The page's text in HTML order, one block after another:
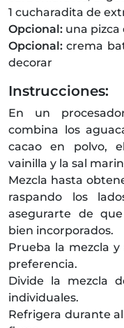
1 cucharadita de
Opcional: una pizca
Opcional:crema
decorar
Instrucciones:
En un
combina los
cacao en polvo,
vainilla y la sal
Mezcla hasta
raspando los
asegurarte de
bien incorporados.
Prueba la mezcla
preferencia.
Divide la mezcla
individuales.
Refrigera durante